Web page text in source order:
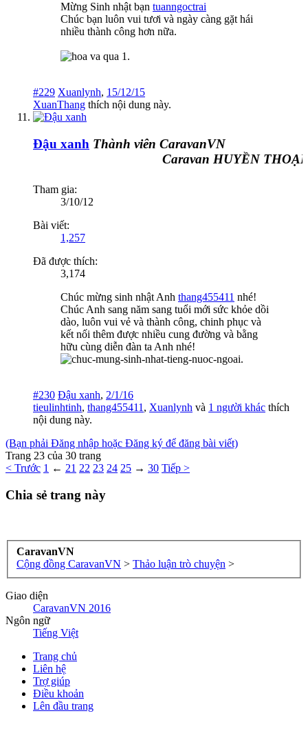
Mừng Sinh nhật bạn tuanngoctrai
Chúc bạn luôn vui tươi và ngày càng gặt hái
nhiều thành công hơn nữa.
#229 Xuanlynh, 15/12/15
XuanThang thích nội dung này.
Đậu xanh Thành viên CaravanVN
Caravan HUYỀN THOẠI
Tham gia:
3/10/12
Bài viết:
1,257
Đã được thích:
3,174
Chúc mừng sinh nhật Anh thang455411 nhé!
Chúc Anh sang năm sang tuổi mới sức khỏe dồi
dào, luôn vui vẻ và thành công, chinh phục và
kết nối thêm được nhiều cung đường và bằng
hữu cùng diễn đàn ta Anh nhé!
#230 Đậu xanh, 2/1/16
tieulinhtinh, thang455411 , Xuanlynh và 1 người khác thích
nội dung này.
(Bạn phải Đăng nhập hoặc Đăng ký để đăng bài viết)
Trang 23 của 30 trang
< Trước 1 ← 21 22 23 24 25 → 30 Tiếp >
Chia sẻ trang này
CaravanVN
Cộng đồng CaravanVN > Thảo luận trò chuyện >
Giao diện
CaravanVN 2016
Ngôn ngữ
Tiếng Việt
Trang chủ
Liên hệ
Trợ giúp
Điều khoản
Lên đầu trang